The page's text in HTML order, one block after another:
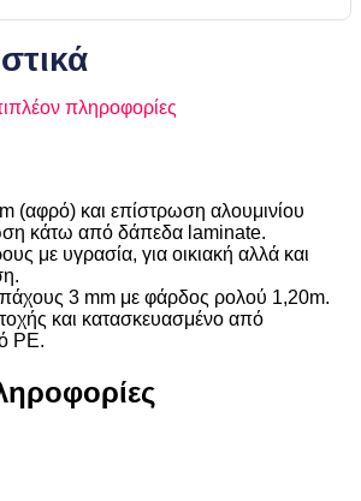
πληροφορίες
(αφρό) και επίστρωση αλουμινίου
κάτω από δάπεδα laminate.
με υγρασία, για οικιακή αλλά και
πάχους 3 mm με φάρδος ρολού 1,20m.
και κατασκευασμένο από
PE.